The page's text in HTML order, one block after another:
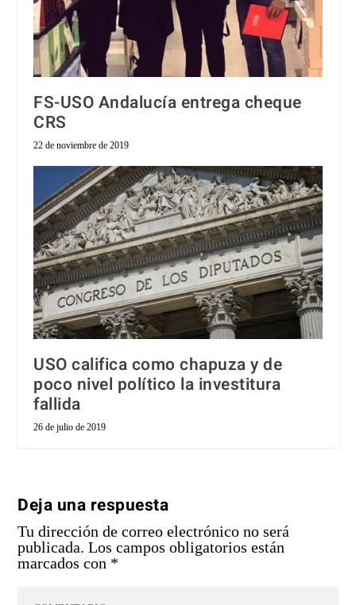
FS-USO Andalucía entrega cheque
CRS
22 de noviembre de 2019
USO califica como chapuza y de
poco nivel político la investitura
fallida
26 de julio de 2019
Deja una respuesta
Tu dirección de correo electrónico no será
publicada. Los campos obligatorios están
marcados con *